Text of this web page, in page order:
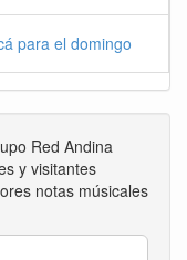
para el domingo
Red Andina
y visitantes
notas músicales